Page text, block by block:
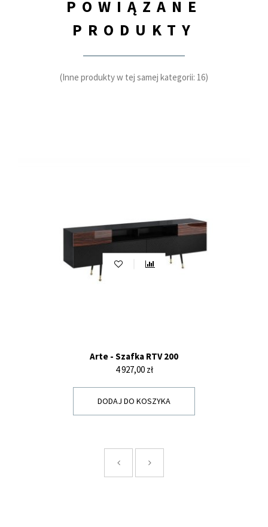
POWIĄZANE
PRODUKTY
(Inne produkty w tej samej kategorii: 16)
Arte - Szafka RTV 200
Cena
4 927,00 zł
DODAJ DO KOSZYKA